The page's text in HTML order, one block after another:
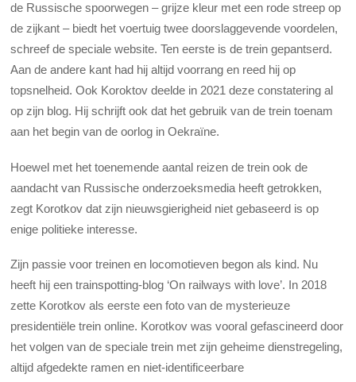
de Russische spoorwegen – grijze kleur met een rode streep op
de zijkant – biedt het voertuig twee doorslaggevende voordelen,
schreef de speciale website. Ten eerste is de trein gepantserd.
Aan de andere kant had hij altijd voorrang en reed hij op
topsnelheid. Ook Koroktov deelde in 2021 deze constatering al
op zijn blog. Hij schrijft ook dat het gebruik van de trein toenam
aan het begin van de oorlog in Oekraïne.
Hoewel met het toenemende aantal reizen de trein ook de
aandacht van Russische onderzoeksmedia heeft getrokken,
zegt Korotkov dat zijn nieuwsgierigheid niet gebaseerd is op
enige politieke interesse.
Zijn passie voor treinen en locomotieven begon als kind. Nu
heeft hij een trainspotting-blog ‘On railways with love’. In 2018
zette Korotkov als eerste een foto van de mysterieuze
presidentiële trein online. Korotkov was vooral gefascineerd door
het volgen van de speciale trein met zijn geheime dienstregeling,
altijd afgedekte ramen en niet-identificeerbare